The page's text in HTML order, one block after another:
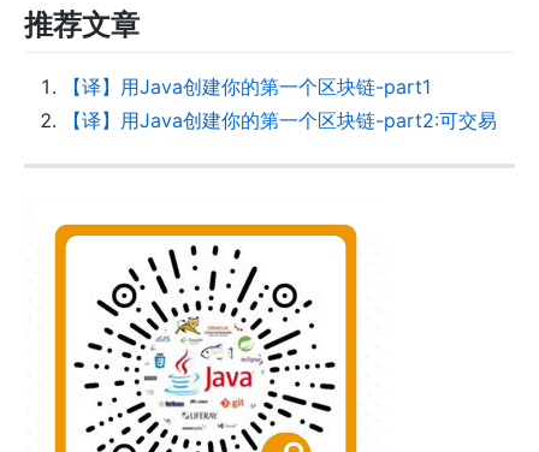
推荐文章
【译】用Java创建你的第一个区块链-part1
【译】用Java创建你的第一个区块链-part2:可交易